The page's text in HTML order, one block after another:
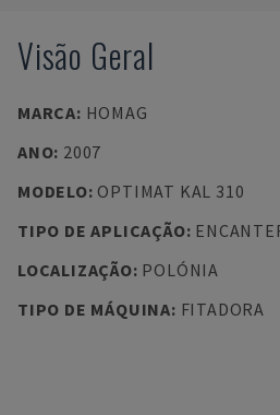
Visão Geral
MARCA: HOMAG
ANO: 2007
MODELO: OPTIMAT KAL 310
TIPO DE APLICAÇÃO:
LOCALIZAÇÃO: POLÓNIA
TIPO DE MÁQUINA: FITADORA